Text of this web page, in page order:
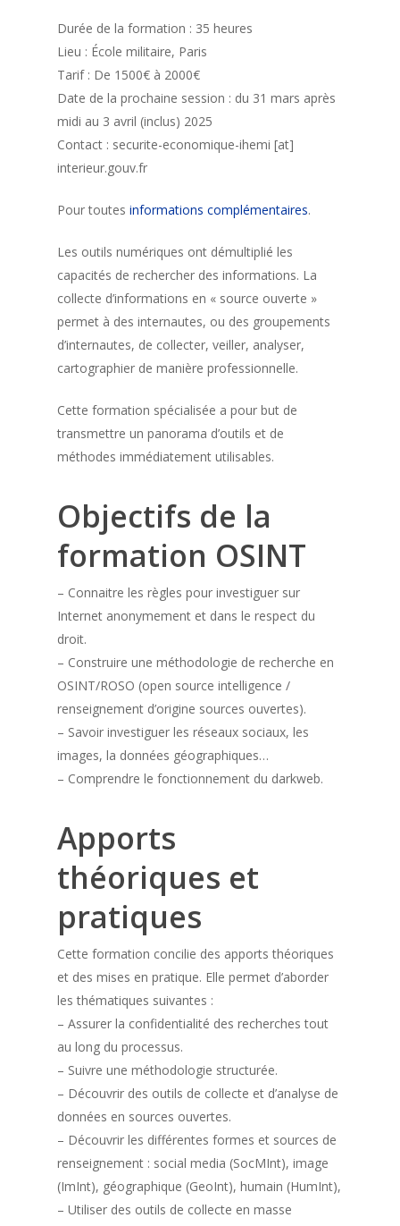
Durée de la formation : 35 heures
Lieu : École militaire, Paris
Tarif : De 1500€ à 2000€
Date de la prochaine session : du 31 mars après
midi au 3 avril (inclus) 2025
Contact : securite-economique-ihemi [at]
interieur.gouv.fr
Pour toutes informations complémentaires.
Les outils numériques ont démultiplié les
capacités de rechercher des informations. La
collecte d’informations en « source ouverte »
permet à des internautes, ou des groupements
d’internautes, de collecter, veiller, analyser,
cartographier de manière professionnelle.
Cette formation spécialisée a pour but de
transmettre un panorama d’outils et de
méthodes immédiatement utilisables.
Objectifs de la
formation OSINT
– Connaitre les règles pour investiguer sur
Internet anonymement et dans le respect du
droit.
– Construire une méthodologie de recherche en
OSINT/ROSO (open source intelligence /
renseignement d’origine sources ouvertes).
– Savoir investiguer les réseaux sociaux, les
images, la données géographiques…
– Comprendre le fonctionnement du darkweb.
Apports
théoriques et
pratiques
Cette formation concilie des apports théoriques
et des mises en pratique. Elle permet d’aborder
les thématiques suivantes :
– Assurer la confidentialité des recherches tout
au long du processus.
– Suivre une méthodologie structurée.
– Découvrir des outils de collecte et d’analyse de
données en sources ouvertes.
– Découvrir les différentes formes et sources de
renseignement : social media (SocMInt), image
(ImInt), géographique (GeoInt), humain (HumInt),
– Utiliser des outils de collecte en masse